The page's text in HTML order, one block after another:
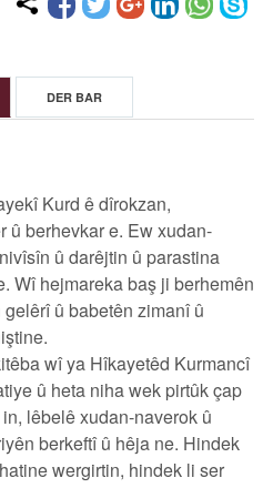
DER BAR
Kurd ê dîrokzan,
û berhevkar e. Ew xudan-
û darêjtin û parastina
Wî hejmareka baş ji berhemên
û babetên zimanî û
wî ya Hîkayetêd Kurmancî
û heta niha wek pirtûk çap
lêbelê‌ xudan-naverok û
berkeftî û hêja ne. Hindek
wergirtin, hindek li ser